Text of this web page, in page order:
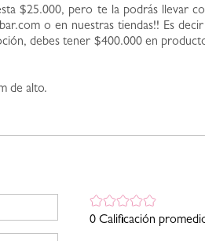
$25.000, pero te la podrás llevar
o en nuestras tiendas!! Es
debes tener $400.000 en
de alto.
0 Calificación